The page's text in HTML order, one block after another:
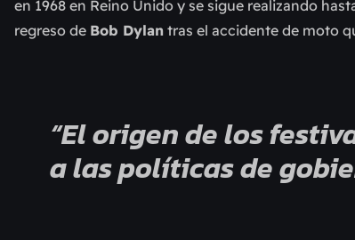
en 1968 en Reino Unido y se sigue realizando
regreso de Bob Dylan tras el accidente de moto
“El origen de los
a las políticas de